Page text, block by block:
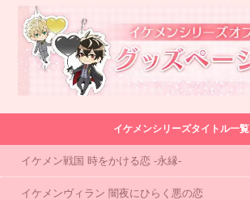
イケメンシリーズタイトル一覧
イケメン戦国 時をかける恋 -永縁-
イケメンヴィラン 闇夜にひらく悪の恋